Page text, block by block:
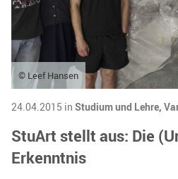
© Leef Hansen
24.04.2015 in Studium und Lehre,
StuArt stellt aus: Die
Erkenntnis